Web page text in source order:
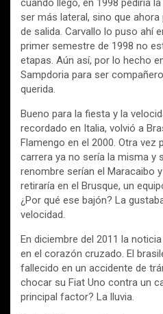
cuando llegó, en 1998 pediría
ser más lateral, sino que
de salida. Carvallo lo puso ahí
primer semestre de 1998 no
etapas. Aún así, por lo hecho
Sampdoria para ser
querida.
Bueno para la fiesta y la
recordado en Italia, volvió a
Flamengo en el 2000. Otra vez
carrera ya no sería la misma y
renombre serían el Maracaibo
retiraría en el Brusque, un
¿Por qué ese bajón? La
velocidad.
En diciembre del 2011 la
en el corazón cruzado. El
fallecido en un accidente de
chocar su Fiat Uno contra un
principal factor? La lluvia.